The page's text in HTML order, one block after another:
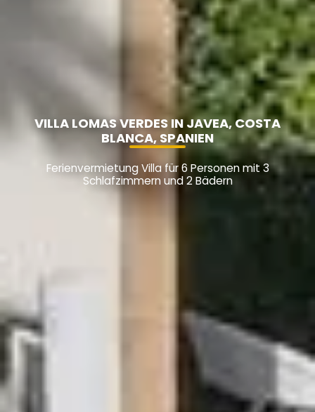
VILLA LOMAS VERDES IN JAVEA, COSTA
BLANCA, SPANIEN
Ferienvermietung Villa für 6 Personen mit 3
Schlafzimmern und 2 Bädern